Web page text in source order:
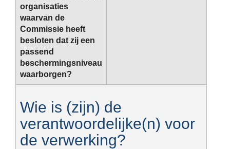
organisaties
waarvan de
Commissie heeft
besloten dat zij een
passend
beschermingsniveau
waarborgen?
Wie is (zijn) de
verantwoordelijke(n) voor
de verwerking?